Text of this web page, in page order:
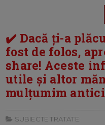
✔️ Dacă ți-a
fost de folos,
share! Aceste
utile și altor
mulțumim
SUBIECTE TRATATE: